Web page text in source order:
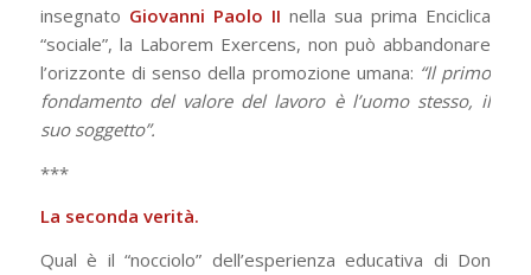
insegnato Giovanni Paolo II nella sua prima Enciclica
“sociale”, la Laborem Exercens, non può abbandonare
l’orizzonte di senso della promozione umana: “Il primo
fondamento del valore del lavoro è l’uomo stesso, il
suo soggetto”.
***
La seconda verità.
Qual è il “nocciolo” dell’esperienza educativa di Don